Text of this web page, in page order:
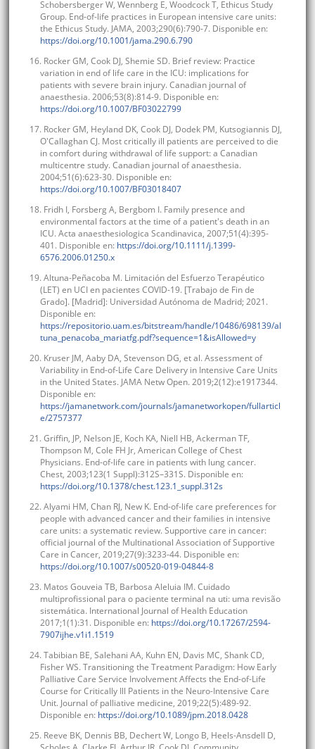
Schobersberger W, Wennberg E, Woodcock T, Ethicus Study
Group. End-of-life practices in European intensive care units:
the Ethicus Study. JAMA, 2003;290(6):790-7. Disponible en:
https://doi.org/10.1001/jama.290.6.790
16. Rocker GM, Cook DJ, Shemie SD. Brief review: Practice
variation in end of life care in the ICU: implications for
patients with severe brain injury. Canadian journal of
anaesthesia. 2006;53(8):814-9. Disponible en:
https://doi.org/10.1007/BF03022799
17. Rocker GM, Heyland DK, Cook DJ, Dodek PM, Kutsogiannis DJ,
O'Callaghan CJ. Most critically ill patients are perceived to die
in comfort during withdrawal of life support: a Canadian
multicentre study. Canadian journal of anaesthesia.
2004;51(6):623-30. Disponible en:
https://doi.org/10.1007/BF03018407
18. Fridh I, Forsberg A, Bergbom I. Family presence and
environmental factors at the time of a patient's death in an
ICU. Acta anaesthesiologica Scandinavica, 2007;51(4):395-
401. Disponible en: https://doi.org/10.1111/j.1399-
6576.2006.01250.x
19. Altuna-Peñacoba M. Limitación del Esfuerzo Terapéutico
(LET) en UCI en pacientes COVID-19. [Trabajo de Fin de
Grado]. [Madrid]: Universidad Autónoma de Madrid; 2021.
Disponible en:
https://repositorio.uam.es/bitstream/handle/10486/698139/al
tuna_penacoba_mariatfg.pdf?sequence=1&isAllowed=y
20. Kruser JM, Aaby DA, Stevenson DG, et al. Assessment of
Variability in End-of-Life Care Delivery in Intensive Care Units
in the United States. JAMA Netw Open. 2019;2(12):e1917344.
Disponible en:
https://jamanetwork.com/journals/jamanetworkopen/fullarticl
e/2757377
21. Griffin, JP, Nelson JE, Koch KA, Niell HB, Ackerman TF,
Thompson M, Cole FH Jr, American College of Chest
Physicians. End-of-life care in patients with lung cancer.
Chest, 2003;123(1 Suppl):312S–331S. Disponible en:
https://doi.org/10.1378/chest.123.1_suppl.312s
22. Alyami HM, Chan RJ, New K. End-of-life care preferences for
people with advanced cancer and their families in intensive
care units: a systematic review. Supportive care in cancer:
official journal of the Multinational Association of Supportive
Care in Cancer, 2019;27(9):3233-44. Disponible en:
https://doi.org/10.1007/s00520-019-04844-8
23. Matos Gouveia TB, Barbosa Aleluia IM. Cuidado
multiprofissional para o paciente terminal na uti: uma revisão
sistemática. International Journal of Health Education
2017;1(1):31. Disponible en: https://doi.org/10.17267/2594-
7907ijhe.v1i1.1519
24. Tabibian BE, Salehani AA, Kuhn EN, Davis MC, Shank CD,
Fisher WS. Transitioning the Treatment Paradigm: How Early
Palliative Care Service Involvement Affects the End-of-Life
Course for Critically Ill Patients in the Neuro-Intensive Care
Unit. Journal of palliative medicine, 2019;22(5):489-92.
Disponible en: https://doi.org/10.1089/jpm.2018.0428
25. Reeve BK, Dennis BB, Dechert W, Longo B, Heels-Ansdell D,